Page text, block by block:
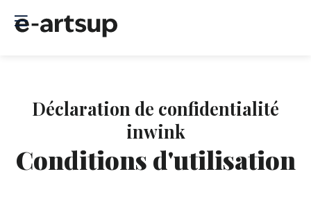
Déclaration de confidentialité
inwink
Conditions d'utilisation